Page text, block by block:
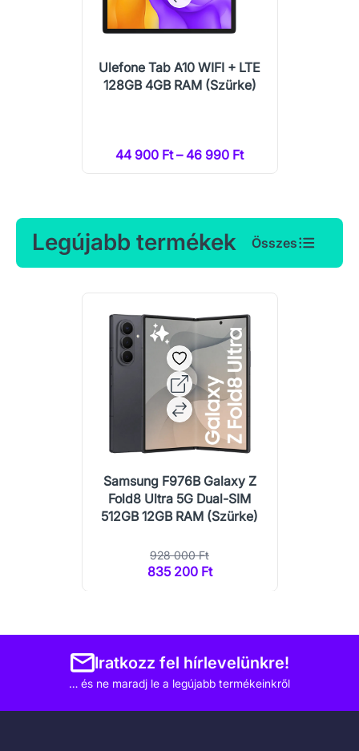
Ulefone Tab A10 WIFI + LTE
128GB 4GB RAM (Szürke)
44 900 Ft – 46 990 Ft
Legújabb termékek Összes
Samsung F976B Galaxy Z
Fold8 Ultra 5G Dual-SIM
512GB 12GB RAM (Szürke)
928 000 Ft
835 200 Ft
Iratkozz fel hírlevelünkre!
… és ne maradj le a legújabb termékeinkről